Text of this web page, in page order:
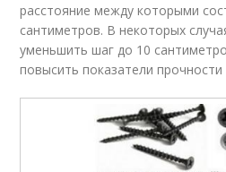
расстояние между которыми
сантиметров. В некоторых
уменьшить шаг до 10
повысить показатели прочности